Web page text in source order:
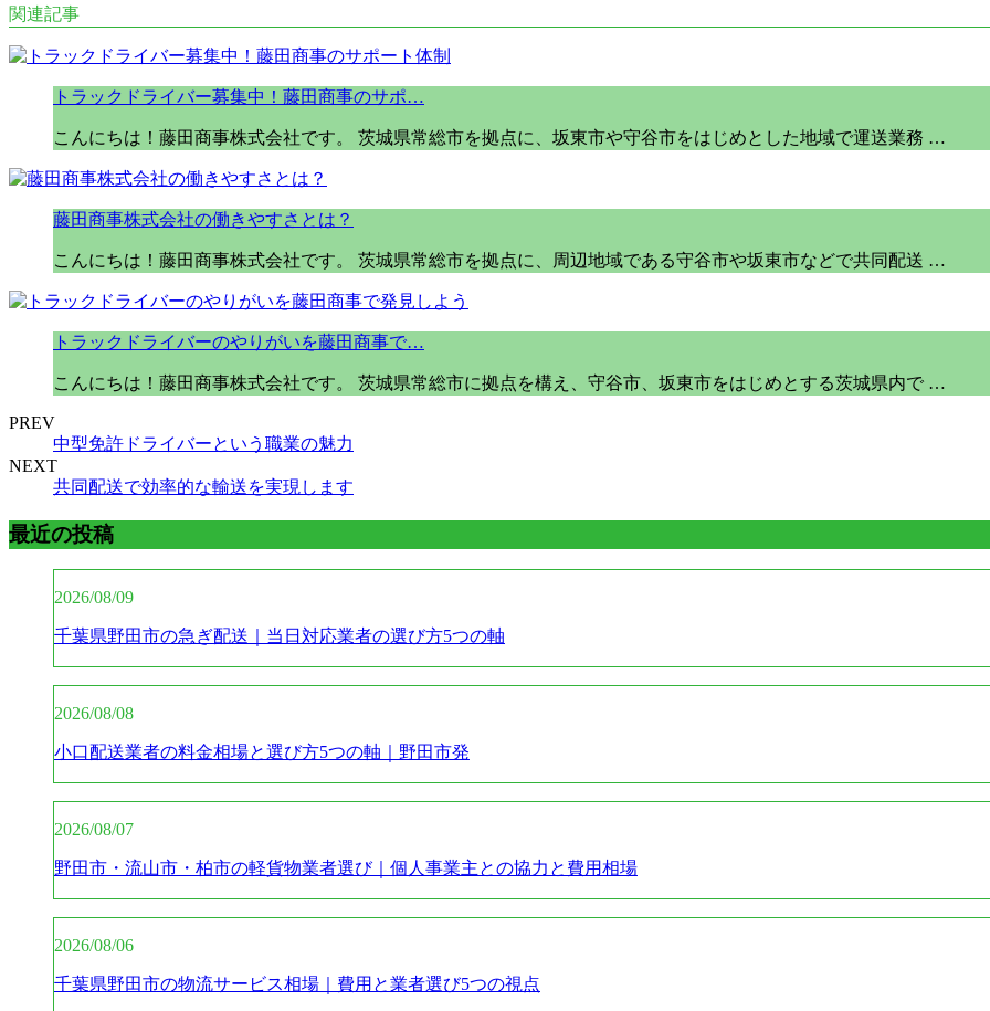
関連記事
トラックドライバー募集中！藤田商事のサポ…
こんにちは！藤田商事株式会社です。 茨城県常総市を拠点に、坂東市や守谷市をはじめとした地域で運送業務 …
藤田商事株式会社の働きやすさとは？
こんにちは！藤田商事株式会社です。 茨城県常総市を拠点に、周辺地域である守谷市や坂東市などで共同配送 …
トラックドライバーのやりがいを藤田商事で…
こんにちは！藤田商事株式会社です。 茨城県常総市に拠点を構え、守谷市、坂東市をはじめとする茨城県内で …
PREV
中型免許ドライバーという職業の魅力
NEXT
共同配送で効率的な輸送を実現します
最近の投稿
2026/08/09
千葉県野田市の急ぎ配送｜当日対応業者の選び方5つの軸
2026/08/08
小口配送業者の料金相場と選び方5つの軸｜野田市発
2026/08/07
野田市・流山市・柏市の軽貨物業者選び｜個人事業主との協力と費用相場
2026/08/06
千葉県野田市の物流サービス相場｜費用と業者選び5つの視点